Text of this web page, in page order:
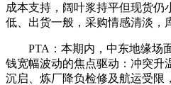
成本支持，阔叶浆持平但现货仍
低、出货一般，采购情感清淡，
PTA：本期内，中东地缘场
钱宽幅波动的焦点驱动：冲突升
沉启、炼厂降负检修及航运受限